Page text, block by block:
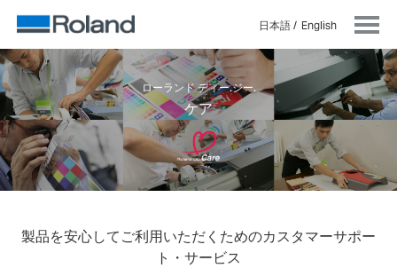
日本語 English
ローランド ディー.ジー.
ケア
製品を安心してご利用いただくためのカスタマーサポー
ト・サービス